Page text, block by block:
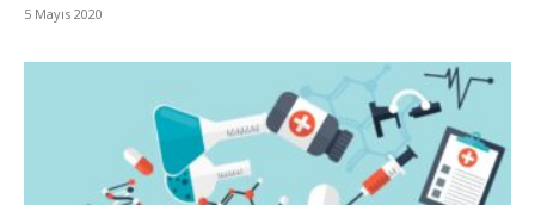
5 Mayıs 2020